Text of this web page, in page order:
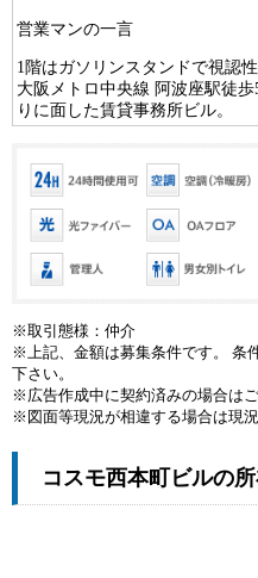
営業マンの一言
1階はガソリンスタンドで視認
大阪メトロ中央線 阿波座駅徒
りに面した賃貸事務所ビル。
※取引態様：仲介
※上記、金額は募集条件です。 条
下さい。
※広告作成中に契約済みの場合はご
※図面等現況が相違する場合は現
コスモ西本町ビルの